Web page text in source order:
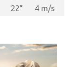
22° 4 m/s